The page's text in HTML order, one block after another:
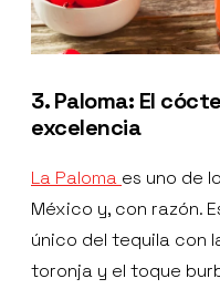
3. Paloma: El
excelencia
La Paloma es uno de
México y, con razón.
único del tequila con
toronja y el toque